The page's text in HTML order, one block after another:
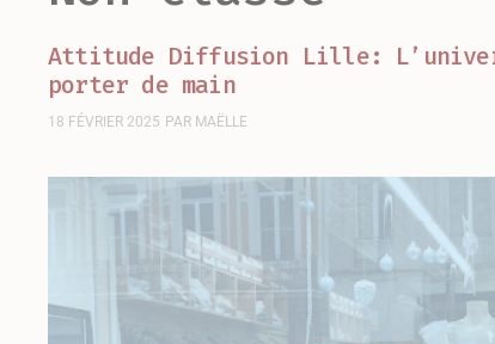
Attitude Diffusion Lille:
porter de main
18 FÉVRIER 2025 PAR MAËLLE